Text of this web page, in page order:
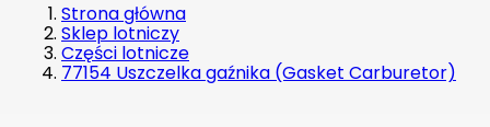
Strona główna
Sklep lotniczy
Części lotnicze
77154 Uszczelka gaźnika (Gasket Carburetor)